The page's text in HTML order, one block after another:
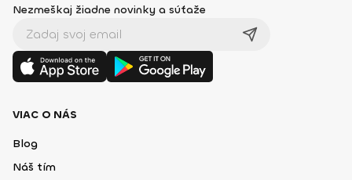
Nezmeškaj žiadne novinky a súťaže
VIAC O NÁS
Blog
Náš tím